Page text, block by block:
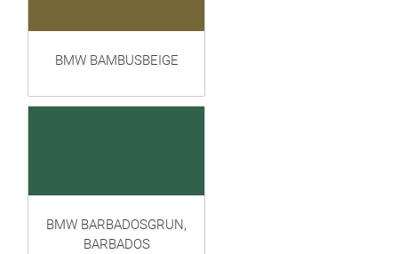
BMW BAMBUSBEIGE
BMW BARBADOSGRUN,
BARBADOS